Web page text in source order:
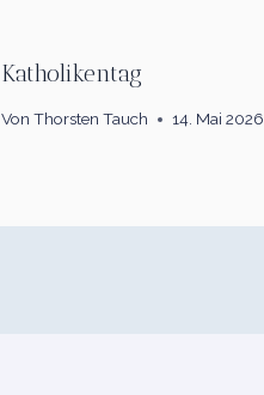
Katholikentag
Von Thorsten Tauch 14. Mai 2026